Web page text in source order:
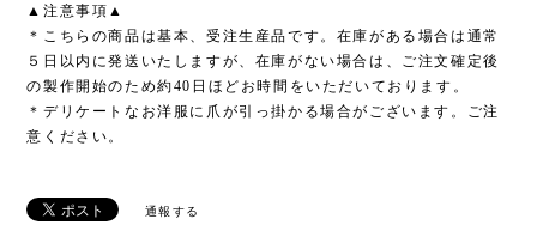
▲注意事項▲
＊こちらの商品は基本、受注生産品です。在庫がある場合は通常
５日以内に発送いたしますが、在庫がない場合は、ご注文確定後
の製作開始のため約40日ほどお時間をいただいております。
＊デリケートなお洋服に爪が引っ掛かる場合がございます。ご注
意ください。
通報する